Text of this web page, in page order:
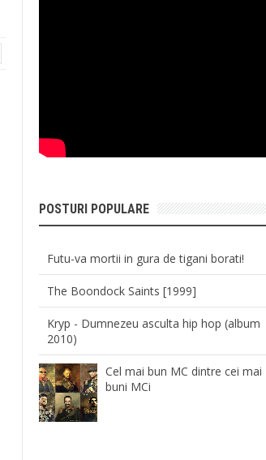
POSTURI POPULARE
Futu-va mortii in gura de tigani borati!
The Boondock Saints [1999]
Kryp - Dumnezeu asculta hip hop (album
2010)
Cel mai bun MC dintre cei mai
buni MCi